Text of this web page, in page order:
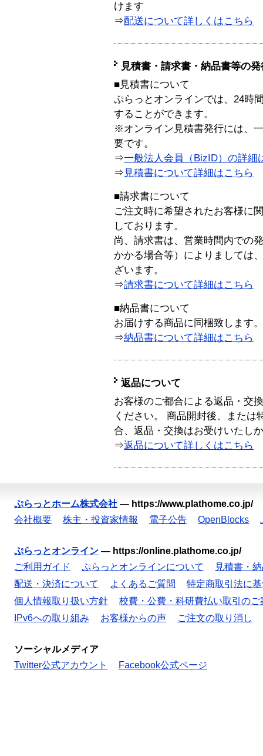
けます
⇒配送について詳しくはこちら
見積書・請求書・納品書等の
■見積書について
ぷらっとオンラインでは、24時
することができます。
※オンライン見積書発行には、
要です。
⇒一般法人会員（BizID）の詳細
⇒ 見積書について詳細はこちら
■請求書について
ご注文時に希望されたお客様に
しております。
尚、請求書は、営業時間内での
かかる場合等）によりましては
ざいます。
⇒請求書について詳細はこちら
■納品書について
お届けする商品に同梱致します。
⇒納品書について詳細はこちら
返品について
お客様のご都合による返品・交
ください。 商品開封後、または
合、返品・交換はお受けいたし
⇒返品について詳しくはこちら
ぷらっとホーム株式会社 — https://www.plathome.co.jp/
会社概要
株主・投資家情報 電子公告 OpenBlocks
ぷらっとオンライン — https://online.plathome.co.jp/
ご利用ガイド
ぷらっとオンラインについて
見積書・
配送・決済について
よくあるご質問
特定商取引法に
個人情報取り扱い方針
校費・公費・科研費払い取引のご
IPv6への取り組み
お客様からの声 ご注文の取り消し
ソーシャルメディア
Twitter公式アカウント
Facebook公式ページ